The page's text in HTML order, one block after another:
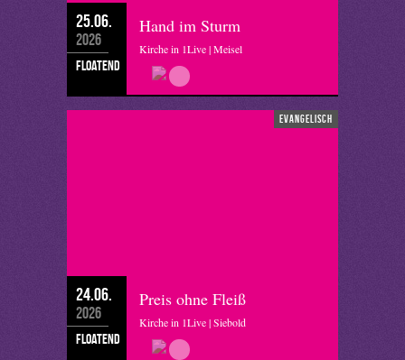
25.06.
2026
floatend
Hand im Sturm
Kirche in 1Live | Meisel
evangelisch
24.06.
2026
floatend
Preis ohne Fleiß
Kirche in 1Live | Siebold